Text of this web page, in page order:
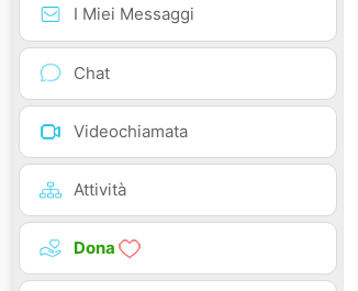
I Miei Messaggi
Chat
Videochiamata
Attività
Dona